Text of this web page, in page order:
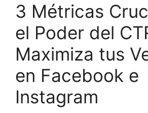
3 Métricas
el Poder del
Maximiza tus
en Facebook e
Instagram